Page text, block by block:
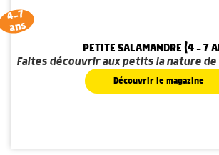
4-7
ans
PETITE SALAMANDRE (4 - 7
Faites découvrir aux petits la nature
Découvrir le magazine